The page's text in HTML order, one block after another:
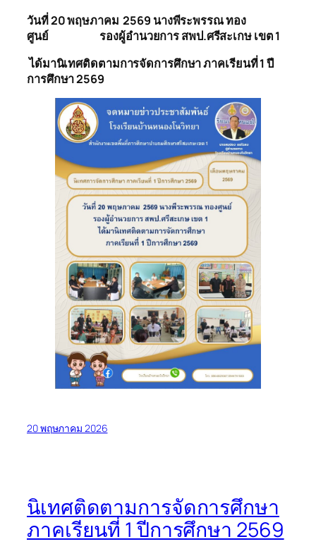
วันที่ 20 พฤษภาคม 2569 นางพีระพรรณ ทอง
ศูนย์ รองผู้อำนวยการสพป.ศรีสะเกษ เขต 1
ได้มานิเทศติดตามการจัดการศึกษาภาคเรียนที่ 1 ปี
การศึกษา 2569
20 พฤษภาคม 2026
นิเทศติดตามการจัดการศึกษา
ภาคเรียนที่ 1 ปีการศึกษา 2569